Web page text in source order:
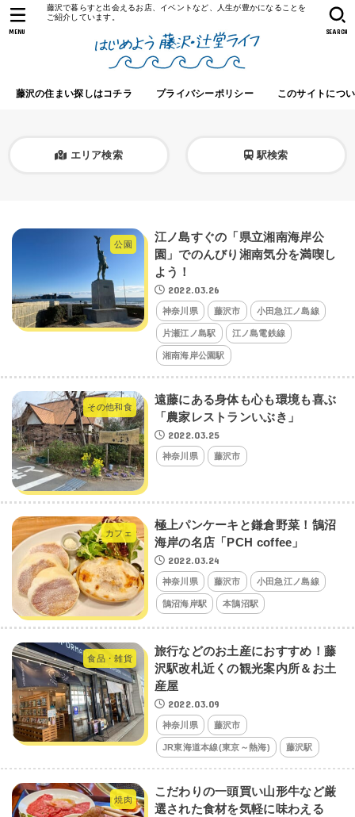
藤沢で暮らすと出会えるお店、イベントなど、人生が豊かになることを
ご紹介しています。
藤沢の住まい探しはコチラ プライバシーポリシー このサイトにつ
SEARCH
MENU
エリア検索 駅検索
公園
江ノ島すぐの「県立湘南海岸公
園」でのんびり湘南気分を満喫し
よう！
2022.03.26
神奈川県 藤沢市 小田急江ノ島線
片瀬江ノ島駅 江ノ島電鉄線
湘南海岸公園駅
その他和食
遠藤にある身体も心も環境も喜ぶ
「農家レストランいぶき」
2022.03.25
神奈川県 藤沢市
カフェ
極上パンケーキと鎌倉野菜！鵠沼
海岸の名店「PCH coffee」
2022.03.24
神奈川県 藤沢市 小田急江ノ島線
鵠沼海岸駅 本鵠沼駅
食品・雑貨
旅行などのお土産におすすめ！藤
沢駅改札近くの観光案内所＆お土
産屋
2022.03.09
神奈川県 藤沢市
JR東海道本線(東京～熱海) 藤沢駅
焼肉
こだわりの一頭買い山形牛など厳
選された食材を気軽に味わえる